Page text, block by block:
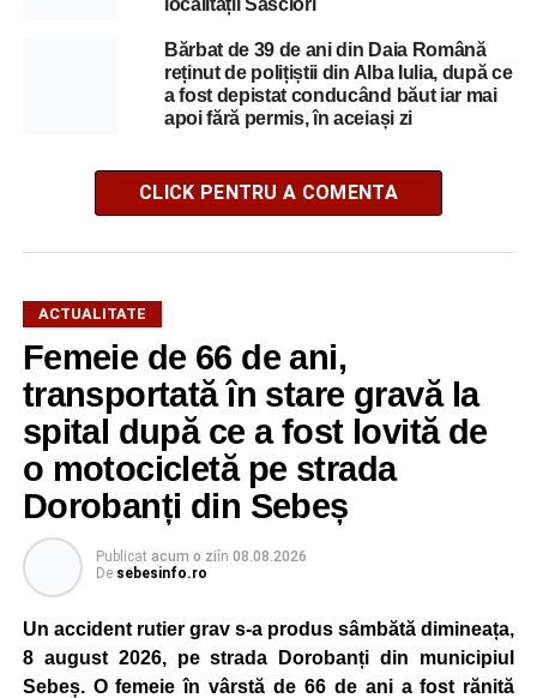
localității Săsciori
Bărbat de 39 de ani din Daia Română
reținut de polițiștii din Alba Iulia, după ce
a fost depistat conducând băut iar mai
apoi fără permis, în aceiași zi
CLICK PENTRU A COMENTA
ACTUALITATE
Femeie de 66 de ani,
transportată în stare gravă la
spital după ce a fost lovită de
o motocicletă pe strada
Dorobanți din Sebeș
Publicat acum o ziîn 08.08.2026
De sebesinfo.ro
Un accident rutier grav s-a produs sâmbătă dimineața,
8 august 2026, pe strada Dorobanți din municipiul
Sebeș. O femeie în vârstă de 66 de ani a fost rănită